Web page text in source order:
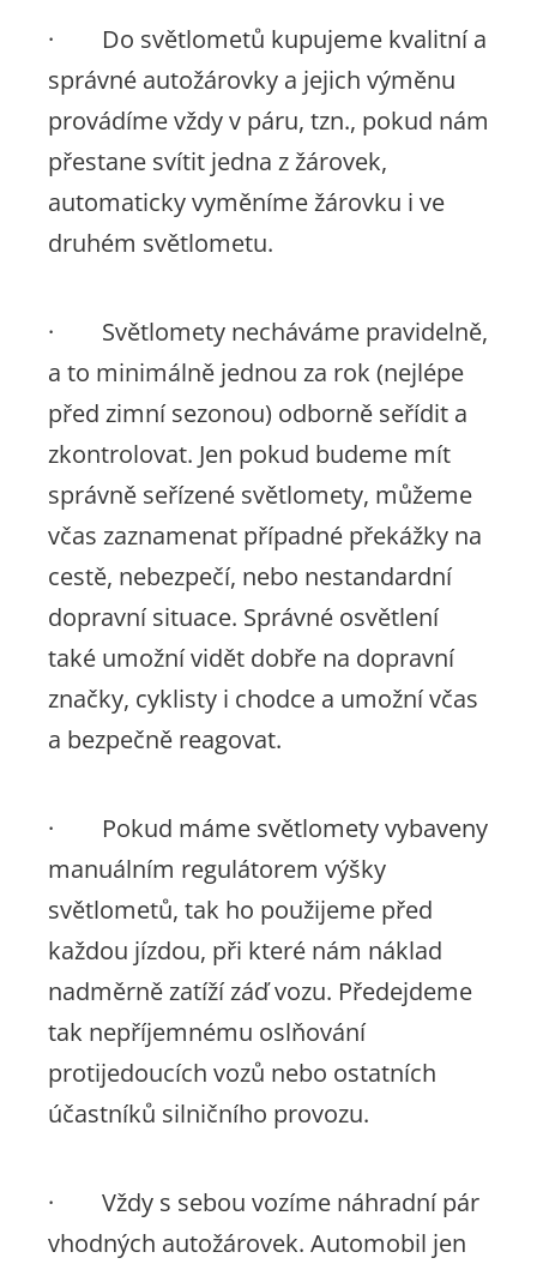
· Do světlometů kupujeme kvalitní a
správné autožárovky a jejich výměnu
provádíme vždy v páru, tzn., pokud nám
přestane svítit jedna z žárovek,
automaticky vyměníme žárovku i ve
druhém světlometu.
· Světlomety necháváme pravidelně,
a to minimálně jednou za rok (nejlépe
před zimní sezonou) odborně seřídit a
zkontrolovat. Jen pokud budeme mít
správně seřízené světlomety, můžeme
včas zaznamenat případné překážky na
cestě, nebezpečí, nebo nestandardní
dopravní situace. Správné osvětlení
také umožní vidět dobře na dopravní
značky, cyklisty i chodce a umožní včas
a bezpečně reagovat.
· Pokud máme světlomety vybaveny
manuálním regulátorem výšky
světlometů, tak ho použijeme před
každou jízdou, při které nám náklad
nadměrně zatíží záď vozu. Předejdeme
tak nepříjemnému oslňování
protijedoucích vozů nebo ostatních
účastníků silničního provozu.
· Vždy s sebou vozíme náhradní pár
vhodných autožárovek. Automobil jen